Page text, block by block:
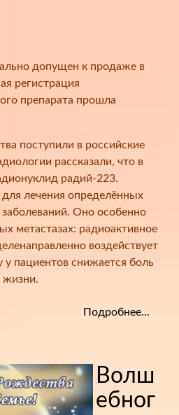
допущен к продаже в
регистрация
препарата прошла
поступили в российские
рассказали, что в
радий-223.
лечения определённых
Оно особенно
метастазах: радиоактивное
воздействует
у пациентов снижается боль
жизни.
Подробнее...
Волш
ебног